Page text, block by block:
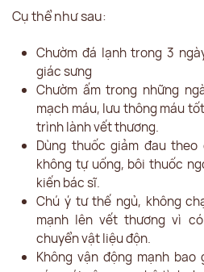
Cụ thể như sau:
Chườm đá lạnh trong 3
giác sưng
Chườm ấm trong những
mạch máu, lưu thông máu
trình lành vết thương.
Dùng thuốc giảm đau
không tự uống, bôi thuốc
kiến bác sĩ.
Chú ý tư thế ngủ, không
mạnh lên vết thương vì
chuyển vật liệu độn.
Không vận động mạnh